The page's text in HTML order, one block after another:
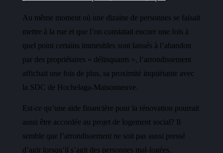
Au même moment où une dizaine de personnes se faisait
mettre à la rue et que l’on constatait encore une fois à
quel point certains immeubles sont laissésà l’abandon
par des propriétaires « délinquants », l‘arrondissement
affichait une fois de plus, sa proximité inquiétante avec
la SDC de Hochelaga-Maisonneuve.
Est-ce qu’une aide financière pour la rénovation pourrait
aussi être accordée au projet de logement social? Il
semble que l’arrondissement ne soit pas aussi pressé
d’agir lorsqu’il s’agit des personnes mal-logées.